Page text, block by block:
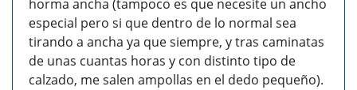
horma ancha (tampoco es que necesite un ancho
especial pero si que dentro de lo normal sea
tirando a ancha ya que siempre, y tras caminatas
de unas cuantas horas y con distinto tipo de
calzado, me salen ampollas en el dedo pequeño).